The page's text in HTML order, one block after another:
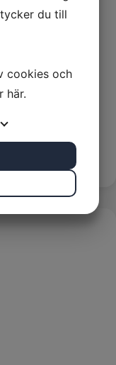
du till
cookies och
här.